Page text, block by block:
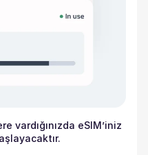
vardığınızda eSIM’iniz